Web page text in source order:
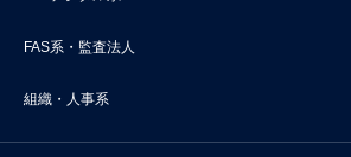
FAS系・監査法人
組織・人事系